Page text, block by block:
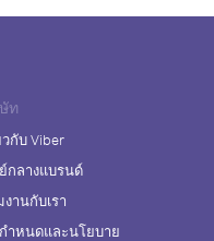
ท
วกับ Viber
กลางแบรนด์
งานกับเรา
ำหนดและนโยบาย